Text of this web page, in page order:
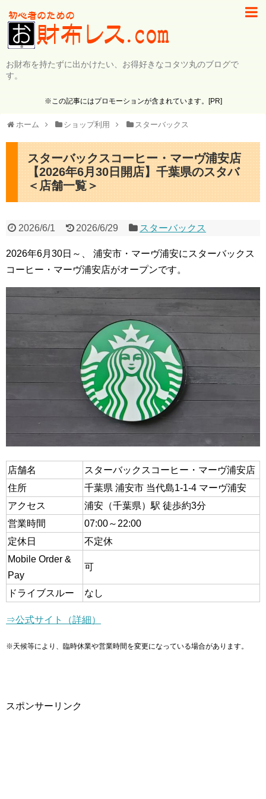
お財布を持たずに出かけたい、お得好きなコタツ丸のブログで
す。
※この記事にはプロモーションが含まれています。[PR]
ホーム ショップ利用 スターバックス
スターバックスコーヒー・マーヴ浦安店
【2026年6月30日開店】千葉県のスタバ
＜店舗一覧＞
2026/6/1 2026/6/29 スターバックス
2026年6月30日～、 浦安市・マーヴ浦安にスターバックス
コーヒー・マーヴ浦安店がオープンです。
店舗名
スターバックスコーヒー・マーヴ浦安店
住所
千葉県 浦安市 当代島1-1-4 マーヴ浦安
アクセス
浦安（千葉県）駅 徒歩約3分
営業時間
07:00～22:00
定休日
不定休
Mobile Order &
Pay
可
ドライブスルー なし
⇒公式サイト（詳細）
※天候等により、臨時休業や営業時間を変更になっている場合があります。
スポンサーリンク